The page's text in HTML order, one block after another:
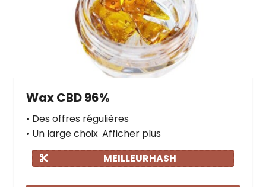
Wax CBD 96%
• Des offres régulières
• Un large choix Afficher plus
MEILLEURHASH